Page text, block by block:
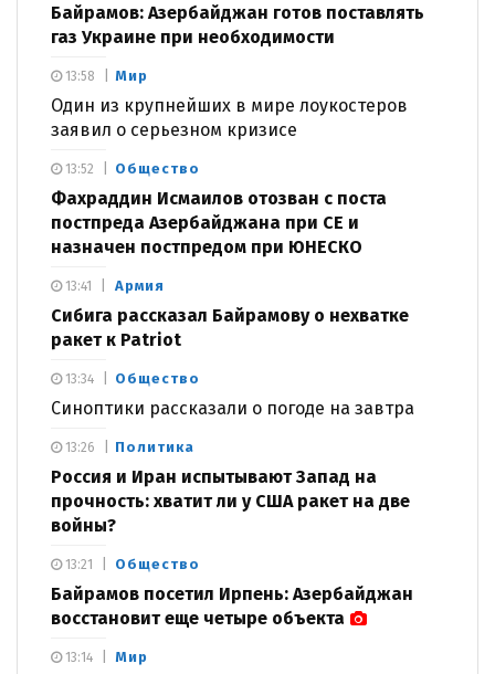
Байрамов: Азербайджан готов поставлять
газ Украине при необходимости
Мир
Один из крупнейших в мире лоукостеров
заявил о серьезном кризисе
13:58
Общество
Фахраддин Исмаилов отозван с поста
постпреда Азербайджана при СЕ и
назначен постпредом при ЮНЕСКО
13:52
Армия
Сибига рассказал Байрамову о нехватке
ракет к Patriot
13:41
Общество
Синоптики рассказали о погоде на завтра
13:34
Политика
Россия и Иран испытывают Запад на
прочность: хватит ли у США ракет на две
войны?
13:26
Общество
Байрамов посетил Ирпень: Азербайджан
восстановит еще четыре объекта
13:21
Мир
13:14